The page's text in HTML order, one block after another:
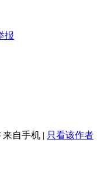
报
来自手机 | 只看该作者